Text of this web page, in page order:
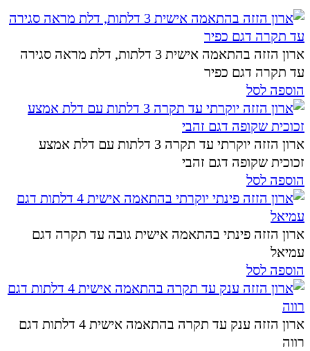
ארון הזזה בהתאמה אישית 3 דלתות, דלת מראה סגירה
עד תקרה דגם כפיר
הוספה לסל
ארון הזזה יוקרתי עד תקרה 3 דלתות עם דלת אמצע
זכוכית שקופה דגם זהבי
הוספה לסל
ארון הזזה פינתי בהתאמה אישית גובה עד תקרה דגם
עמיאל
הוספה לסל
ארון הזזה ענק עד תקרה בהתאמה אישית 4 דלתות דגם
רווה